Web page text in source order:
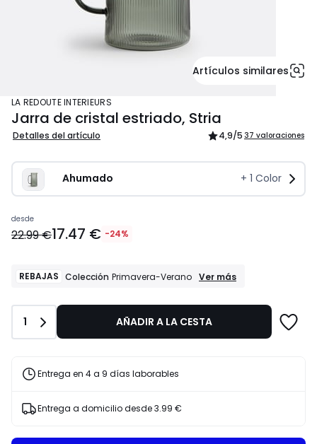
Artículos similares
LA REDOUTE INTERIEURS
Jarra de cristal estriado, Stria
Detalles del artículo 4,9/5 37 valoraciones
Ahumado + 1 Color
19.54
€
de
€
15%
descuento
desde
22.99 €17.47 € -24%
REBAJAS Colección Primavera-Verano REBAJAS
Ver más
Cantidad
1 AÑADIR A LA CESTA
Entrega en 4 a 9 días laborables
Entrega a domicilio desde3.99 €